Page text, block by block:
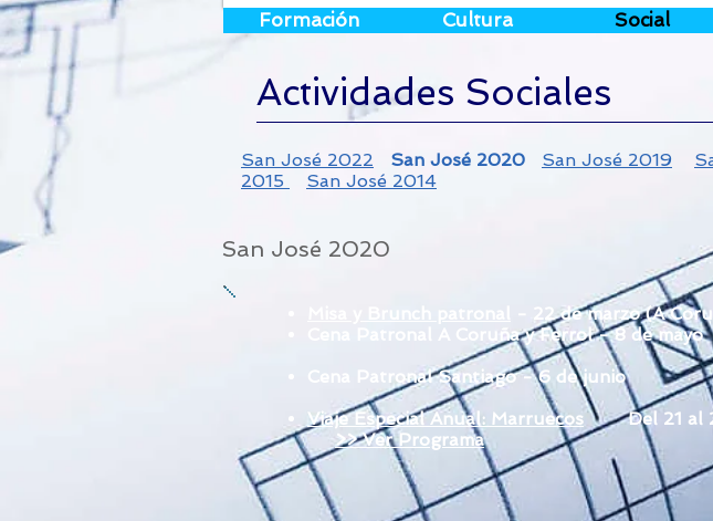
Formación Cultura Social
Actividades Sociales
San José 2022 San José 2020 San José 2019
2015
San José 2014
San José 2020
Misa y Brunch patronal - 22 de marzo (A
Cena Patronal A Coruña y Ferrol - 8 de mayo
Cena Patronal Santiago - 6 de junio
Viaje Especial Anual: MarruecosDel 21 al
>> Ver Programa